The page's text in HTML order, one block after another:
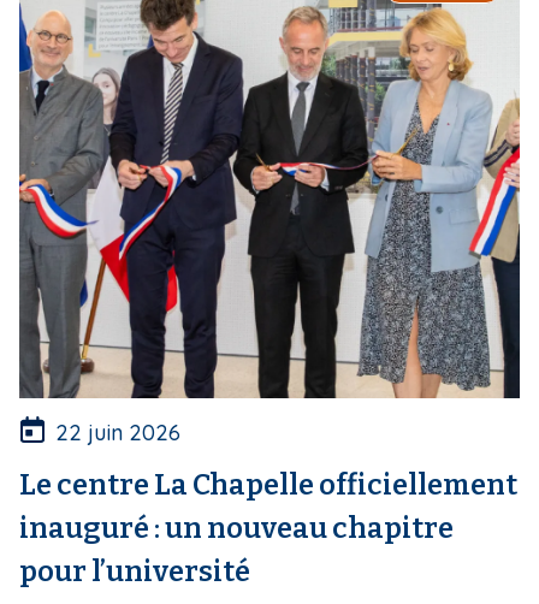
22 juin 2026
Le centre La Chapelle officiellement
inauguré : un nouveau chapitre
pour l’université